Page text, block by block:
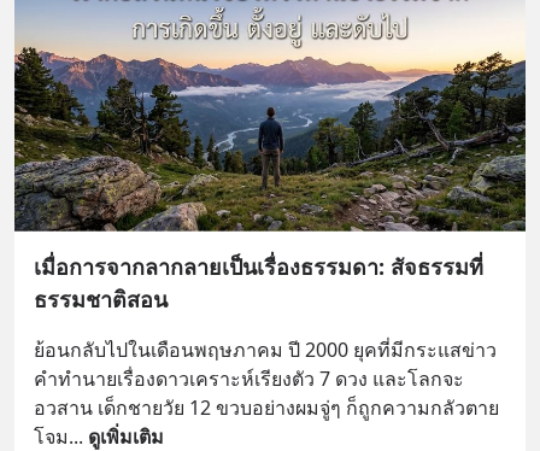
เมื่อการจากลากลายเป็นเรื่องธรรมดา: สัจธรรมที่
ธรรมชาติสอน
ย้อนกลับไปในเดือนพฤษภาคม ปี 2000 ยุคที่มีกระแสข่าว
คำทำนายเรื่องดาวเคราะห์เรียงตัว 7 ดวง และโลกจะ
อวสาน เด็กชายวัย 12 ขวบอย่างผมจู่ๆ ก็ถูกความกลัวตาย
โจม... ดูเพิ่มเติม